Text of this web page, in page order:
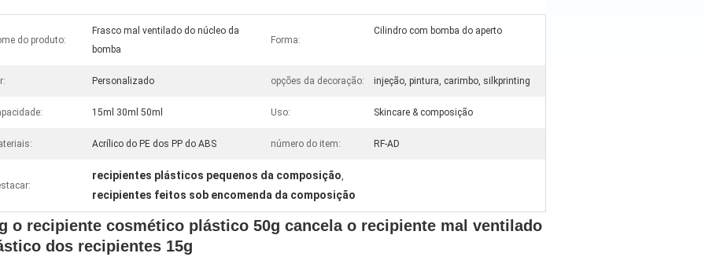
do produto:
Frasco mal ventilado do núcleo da
bomba
Forma:
Cilindro com bomba do aperto
Personalizado opções da decoração: injeção, pintura, carimbo, silkprinting
15ml 30ml 50ml Uso: Skincare & composição
Acrílico do PE dos PP do ABS número do item: RF-AD
recipientes plásticos pequenos da composição,
recipientes feitos sob encomenda da composição
o recipiente cosmético plástico 50g cancela o recipiente mal ventilado
dos recipientes 15g